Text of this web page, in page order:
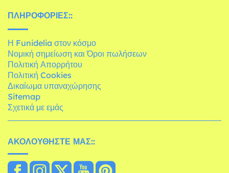
ΠΛΗΡΟΦΟΡΊΕΣ::
Η Funidelia στον κόσμο
Νομική σημείωση και Όροι πωλήσεων
Πολιτική Απορρήτου
Πολιτική Cookies
Δικαίωμα υπαναχώρησης
Sitemap
Σχετικά με εμάς
ΑΚΟΛΟΥΘΉΣΤΕ ΜΑΣ::